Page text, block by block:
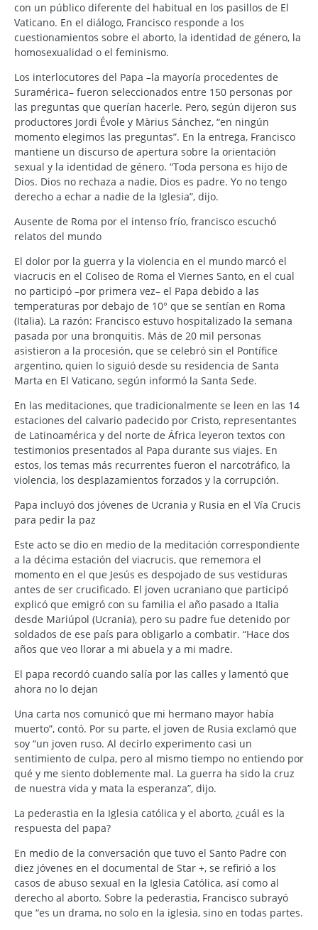
con un público diferente del habitual en los pasillos de El
Vaticano. En el diálogo, Francisco responde a los
cuestionamientos sobre el aborto, la identidad de género, la
homosexualidad o el feminismo.
Los interlocutores del Papa –la mayoría procedentes de
Suramérica– fueron seleccionados entre 150 personas por
las preguntas que querían hacerle. Pero, según dijeron sus
productores Jordi Évole y Màrius Sánchez, “en ningún
momento elegimos las preguntas”. En la entrega, Francisco
mantiene un discurso de apertura sobre la orientación
sexual y la identidad de género. “Toda persona es hijo de
Dios. Dios no rechaza a nadie, Dios es padre. Yo no tengo
derecho a echar a nadie de la Iglesia”, dijo.
Ausente de Roma por el intenso frío, francisco escuchó
relatos del mundo
El dolor por la guerra y la violencia en el mundo marcó el
viacrucis en el Coliseo de Roma el Viernes Santo, en el cual
no participó –por primera vez– el Papa debido a las
temperaturas por debajo de 10° que se sentían en Roma
(Italia). La razón: Francisco estuvo hospitalizado la semana
pasada por una bronquitis. Más de 20 mil personas
asistieron a la procesión, que se celebró sin el Pontífice
argentino, quien lo siguió desde su residencia de Santa
Marta en El Vaticano, según informó la Santa Sede.
En las meditaciones, que tradicionalmente se leen en las 14
estaciones del calvario padecido por Cristo, representantes
de Latinoamérica y del norte de África leyeron textos con
testimonios presentados al Papa durante sus viajes. En
estos, los temas más recurrentes fueron el narcotráfico, la
violencia, los desplazamientos forzados y la corrupción.
Papa incluyó dos jóvenes de Ucrania y Rusia en el Vía Crucis
para pedir la paz
Este acto se dio en medio de la meditación correspondiente
a la décima estación del viacrucis, que rememora el
momento en el que Jesús es despojado de sus vestiduras
antes de ser crucificado. El joven ucraniano que participó
explicó que emigró con su familia el año pasado a Italia
desde Mariúpol (Ucrania), pero su padre fue detenido por
soldados de ese país para obligarlo a combatir. “Hace dos
años que veo llorar a mi abuela y a mi madre.
El papa recordó cuando salía por las calles y lamentó que
ahora no lo dejan
Una carta nos comunicó que mi hermano mayor había
muerto”, contó. Por su parte, el joven de Rusia exclamó que
soy “un joven ruso. Al decirlo experimento casi un
sentimiento de culpa, pero al mismo tiempo no entiendo por
qué y me siento doblemente mal. La guerra ha sido la cruz
de nuestra vida y mata la esperanza”, dijo.
La pederastia en la Iglesia católica y el aborto, ¿cuál es la
respuesta del papa?
En medio de la conversación que tuvo el Santo Padre con
diez jóvenes en el documental de Star +, se refirió a los
casos de abuso sexual en la Iglesia Católica, así como al
derecho al aborto. Sobre la pederastia, Francisco subrayó
que “es un drama, no solo en la iglesia, sino en todas partes.